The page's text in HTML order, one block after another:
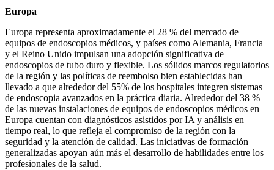
Europa
Europa representa aproximadamente el 28 % del mercado de
equipos de endoscopios médicos, y países como Alemania, Francia
y el Reino Unido impulsan una adopción significativa de
endoscopios de tubo duro y flexible. Los sólidos marcos regulatorios
de la región y las políticas de reembolso bien establecidas han
llevado a que alrededor del 55% de los hospitales integren sistemas
de endoscopia avanzados en la práctica diaria. Alrededor del 38 %
de las nuevas instalaciones de equipos de endoscopios médicos en
Europa cuentan con diagnósticos asistidos por IA y análisis en
tiempo real, lo que refleja el compromiso de la región con la
seguridad y la atención de calidad. Las iniciativas de formación
generalizadas apoyan aún más el desarrollo de habilidades entre los
profesionales de la salud.